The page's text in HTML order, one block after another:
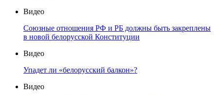
Видео
Союзные отношения РФ и РБ должны быть закреплены
в новой белорусской Конституции
Видео
Упадет ли «белорусский балкон»?
Видео